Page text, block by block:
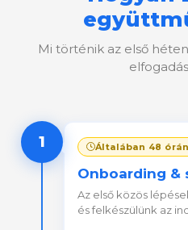
Mi történik az első
1 Általában 48
Onboarding &
Az első közös
és felkészülünk az